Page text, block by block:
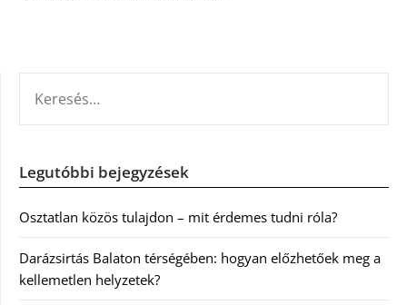
Legutóbbi bejegyzések
Osztatlan közös tulajdon – mit érdemes tudni róla?
Darázsirtás Balaton térségében: hogyan előzhetőek meg a
kellemetlen helyzetek?